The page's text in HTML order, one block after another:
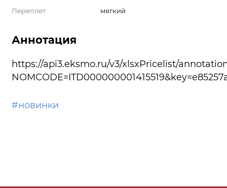
Переплет
мягкий
Аннотация
https://api3.eksmo.ru/v3/xlsxPricelist/
#новинки